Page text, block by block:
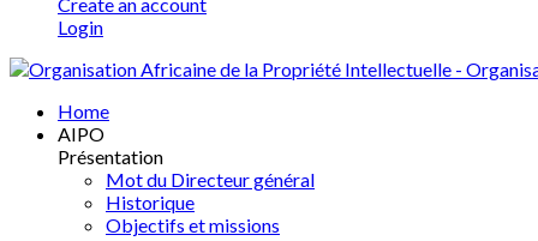
Create an account
Login
Home
AIPO
Présentation
Mot du Directeur général
Historique
Objectifs et missions